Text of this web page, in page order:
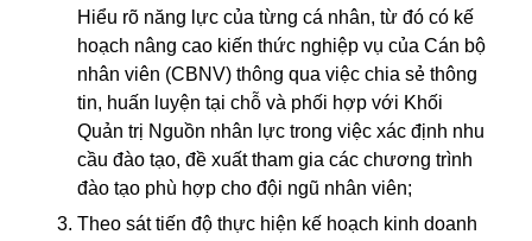
Hiểu rõ năng lực của từng cá nhân, từ đó có kế
hoạch nâng cao kiến thức nghiệp vụ của Cán bộ
nhân viên (CBNV) thông qua việc chia sẻ thông
tin, huấn luyện tại chỗ và phối hợp với Khối
Quản trị Nguồn nhân lực trong việc xác định nhu
cầu đào tạo, đề xuất tham gia các chương trình
đào tạo phù hợp cho đội ngũ nhân viên;
Theo sát tiến độ thực hiện kế hoạch kinh doanh